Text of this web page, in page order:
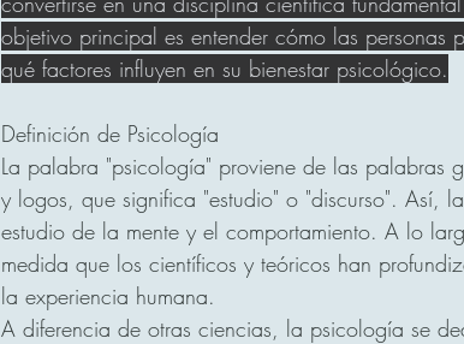
objetivo principal es entender cómo las
qué factores influyen en su bienestar psicológico.
Definición de Psicología
La palabra "psicología" proviene de las palabras
y logos, que significa "estudio" o "discurso". Así,
estudio de la mente y el comportamiento. A lo
medida que los científicos y teóricos han
la experiencia humana.
A diferencia de otras ciencias, la psicología se